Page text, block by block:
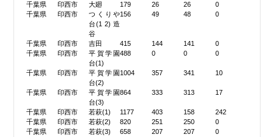
千葉県
印西市 大廻 179 26 26
0
千葉県
印西市
つくりや
台(1 2) 造
谷
156 49 48 0
千葉県 印西市 吉田 415 144 141
0
千葉県
印西市
平賀学園
台(1)
488 0 0 0
千葉県 印西市
平賀学園
台(2)
1004 357 341 10
千葉県 印西市
平賀学園
台(3)
864 333 313 17
千葉県 印西市 若萩(1) 1177 403 158
242
千葉県
印西市 若萩(2) 820 251 250
0
千葉県
印西市 若萩(3) 658 207 207
0